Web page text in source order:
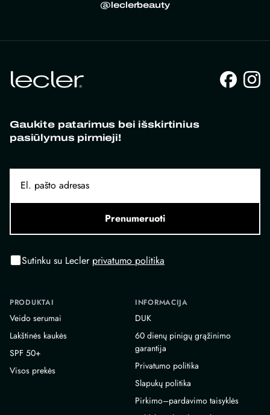
@leclerbeauty
Gaukite patarimus bei išskirtinius
pasiūlymus pirmieji!
Prenumeruoti
Sutinku su Lecler privatumo politika
PRODUKTAI
Veido serumai
Lakštinės kaukės
SPF 50+
Visos prekės
INFORMACIJA
DUK
60 dienų pinigų grąžinimo
garantija
Privatumo politika
Slapukų politika
Pirkimo–pardavimo taisyklės